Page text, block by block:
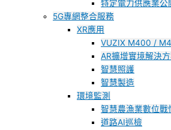
特定電力供應業公
5G專網整合服務
XR應用
VUZIX M400 /
AR擴增實境解決
智慧照護
智慧製造
環境監測
智慧農漁業數位戰
道路AI巡檢